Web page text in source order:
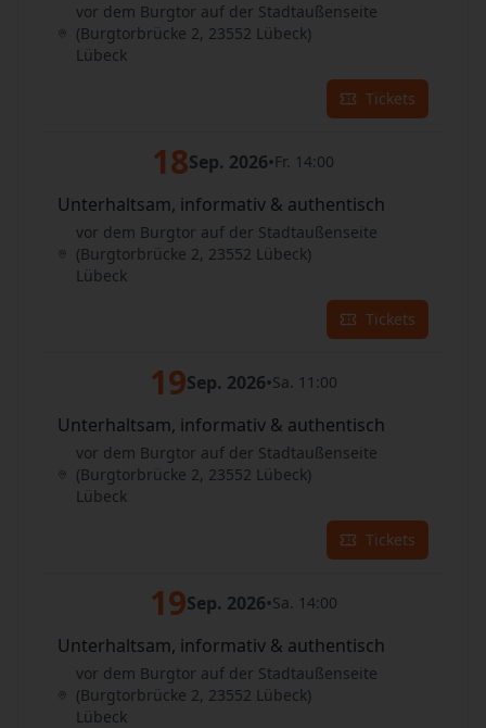
vor dem Burgtor auf der Stadtaußenseite
(Burgtorbrücke 2, 23552 Lübeck)
Lübeck
Tickets
18Sep. 2026•Fr. 14:00
Unterhaltsam, informativ & authentisch
vor dem Burgtor auf der Stadtaußenseite
(Burgtorbrücke 2, 23552 Lübeck)
Lübeck
Tickets
19Sep. 2026•Sa. 11:00
Unterhaltsam, informativ & authentisch
vor dem Burgtor auf der Stadtaußenseite
(Burgtorbrücke 2, 23552 Lübeck)
Lübeck
Tickets
19Sep. 2026•Sa. 14:00
Unterhaltsam, informativ & authentisch
vor dem Burgtor auf der Stadtaußenseite
(Burgtorbrücke 2, 23552 Lübeck)
Lübeck